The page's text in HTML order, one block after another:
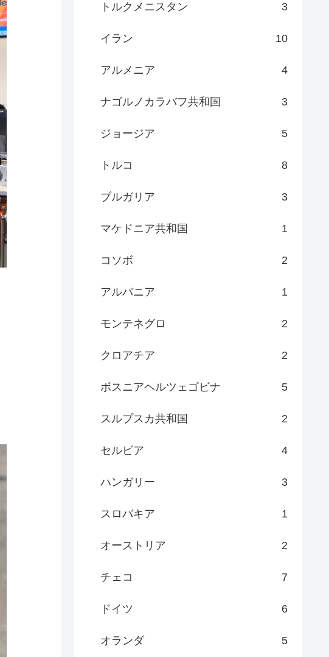
トルクメニスタン 3
イラン 10
アルメニア 4
ナゴルノカラバフ共和国 3
ジョージア 5
トルコ 8
ブルガリア 3
マケドニア共和国 1
コソボ 2
アルバニア 1
モンテネグロ 2
クロアチア 2
ボスニアヘルツェゴビナ 5
スルプスカ共和国 2
セルビア 4
ハンガリー 3
スロバキア 1
オーストリア 2
チェコ 7
ドイツ 6
オランダ 5